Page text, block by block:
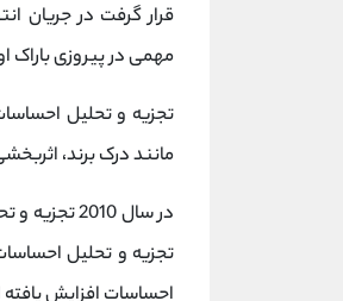
مهمی در پیروزی باراک
تجزیه و تحلیل
مانند درک برند،
در سال
تجزیه و تحلیل